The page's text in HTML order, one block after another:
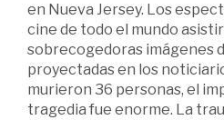
en Nueva Jersey. Los
cine de todo el mundo
sobrecogedoras imágenes
proyectadas en los
murieron 36 personas, el
tragedia fue enorme. La